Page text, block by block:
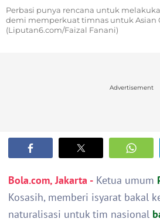
Perbasi punya rencana untuk
demi memperkuat timnas untuk Asian
(Liputan6.com/Faizal Fanani)
Advertisement
Bola.com, Jakarta - Ketua umum
Kosasih, memberi isyarat bakal
naturalisasi untuk tim nasional